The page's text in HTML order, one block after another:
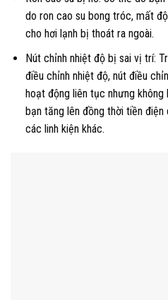
do ron cao su bong tróc, mất
cho hơi lạnh bị thoát ra ngoài.
Nút chỉnh nhiệt độ bị sai vị trí:
điều chỉnh nhiệt độ, nút điều
hoạt động liên tục nhưng không
bạn tăng lên đồng thời tiền
các linh kiện khác.